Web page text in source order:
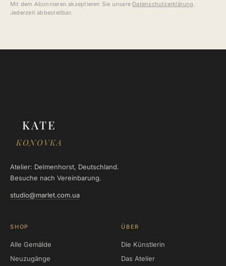
Mit dem Abonnieren akzeptieren Sie unsere Datenschutzerklärung .
Jederzeit abbestellbar.
KATE
KONOVKA
Atelier: Delmenhorst, Deutschland.
Besuche nach Vereinbarung.
studio@marlet.com.ua
SHOP
Alle Gemälde
Neuzugänge
ÜBER
Die Künstlerin
Das Atelier